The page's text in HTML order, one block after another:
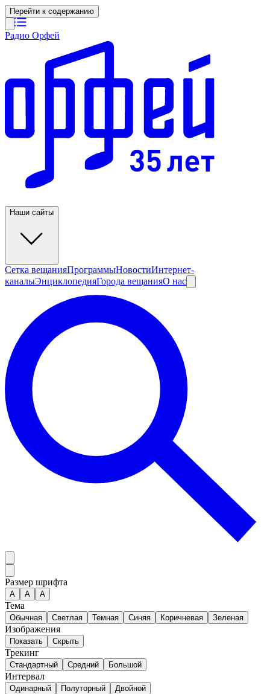
Перейти к содержанию
Радио Орфей
Наши сайты
Сетка вещанияПрограммыНовостиИнтернет-
каналыЭнциклопедияГорода вещанияО нас
Размер шрифта
А A A
Тема
Обычная Светлая Темная Синяя Коричневая Зеленая
Изображения
Показать Скрыть
Трекинг
Стандартный Средний Большой
Интервал
Одинарный Полуторный Двойной